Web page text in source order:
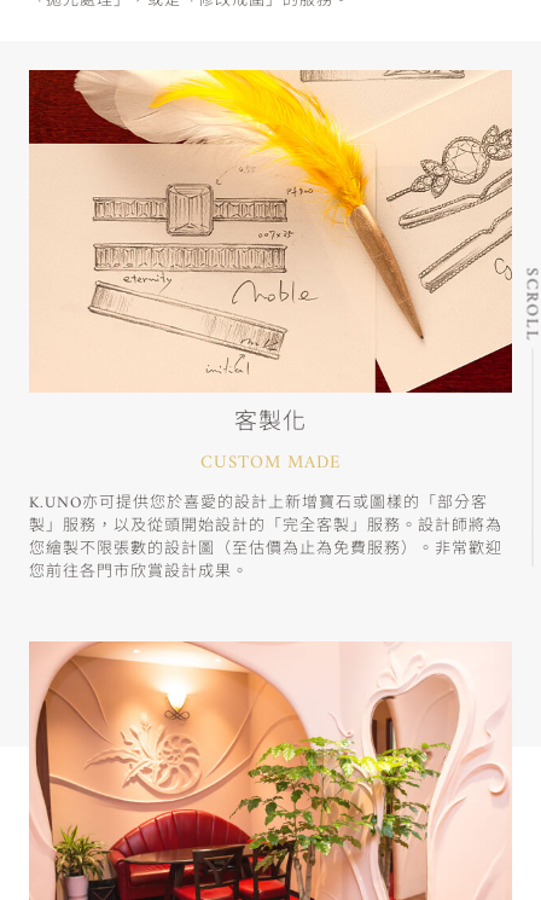
客製化
CUSTOM MADE
K.UNO亦可提供您於喜愛的設計上新增寶石或圖樣的「部分客
製」服務，以及從頭開始設計的「完全客製」服務。設計師將為
您繪製不限張數的設計圖（至估價為止為免費服務）。非常歡迎
您前往各門市欣賞設計成果。